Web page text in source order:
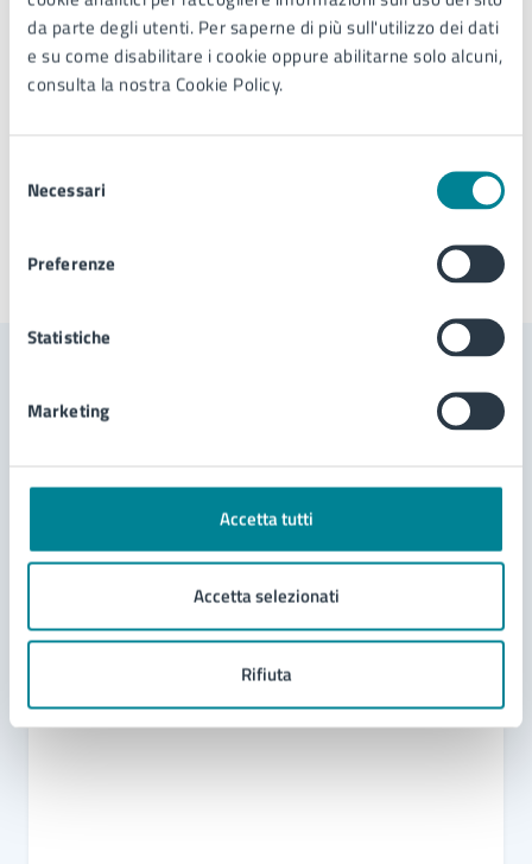
da parte degli utenti. Per saperne di più sull'utilizzo dei dati
e su come disabilitare i cookie oppure abilitarne solo alcuni,
consulta la nostra Cookie Policy.
delNecessari
Preferenze
Statistiche
Marketing
Accetta tutti
Accetta selezionati
Rifiuta
E-mail:info@jesolo.it
Ultimo aggiornamento:
Servizi
Domanda di patrocinio, di contributo e di utilizzo
Richiesta di patrocinio
Modello unico manifestazioni